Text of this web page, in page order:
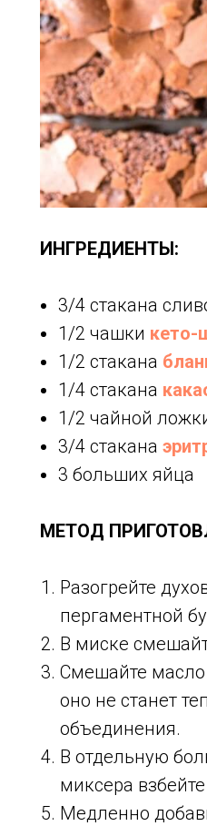
ИНГРЕДИЕНТЫ:
3/4 стакана
1/2 чашки кето-
1/2 стакана
1/4 стакана
1/2 чайной
3/4 стакана
3 больших яйца
МЕТОД
Разогрейте
пергаментной
В миске
Смешайте масло
оно не станет
объединения.
В отдельную
миксера
Медленно